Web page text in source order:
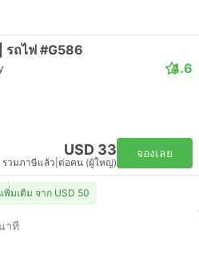
รถไฟ #G586
4.6
USD 33
รวมภาษีแล้ว ต่อคน (ผู้ใหญ่)
จองเลย
พิ่มเติม จาก USD 50
าที